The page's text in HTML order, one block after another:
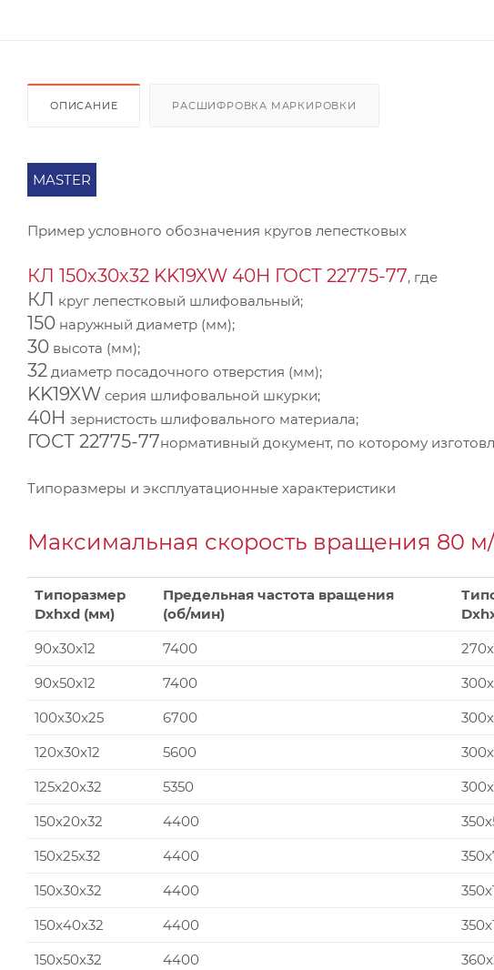
ОПИСАНИЕ РАСШИФРОВКА МАРКИРОВКИ
MASTER
Пример условного обозначения кругов лепестковых
КЛ 150х30х32 KK19XW 40Н ГОСТ 22775-77, где
КЛ круг лепестковый шлифовальный;
150 наружный диаметр (мм);
30 высота (мм);
32 диаметр посадочного отверстия (мм);
KK19XW серия шлифовальной шкурки;
40Н зернистость шлифовального материала;
ГОСТ 22775-77нормативный документ, по которому
Типоразмеры и эксплуатационные характеристики
Максимальная скорость вращения 80
Типоразмер
Dxhxd (мм)
Предельная частота вращения
(об/мин)
90x30x12
7400
90x50x12
7400
100x30x25
6700
120x30x12
5600
125x20x32
5350
150x20x32
4400
150x25x32
4400
150x30x32
4400
150x40x32
4400
150x50x32
4400